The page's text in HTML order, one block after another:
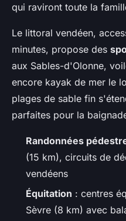
qui raviront toute la
Le littoral vendéen,
minutes, propose des
aux Sables-d'Olonne,
encore kayak de mer le
plages de sable fin
parfaites pour la
Randonnées
(15 km), circuits de
vendéens
Équitation : centres
Sèvre (8 km) avec